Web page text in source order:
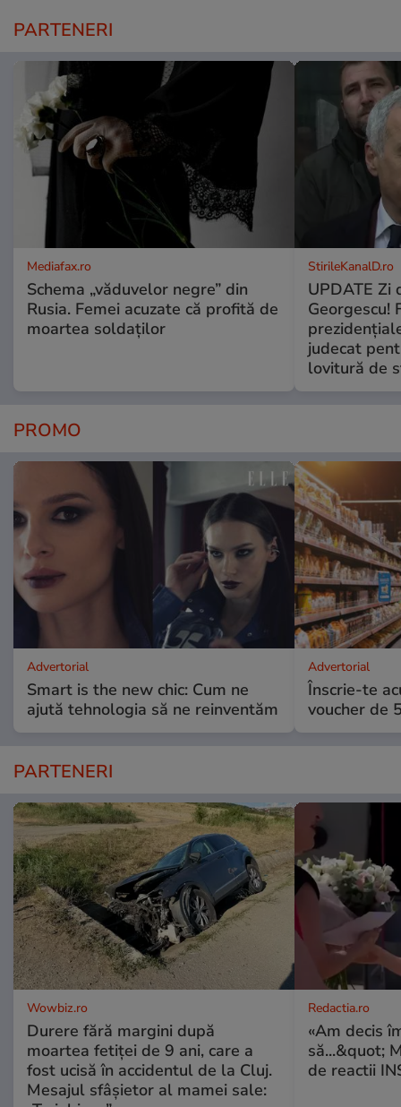
PARTENERI
Mediafax.ro
Schema „văduvelor negre” din
Rusia. Femei acuzate că profită de
moartea soldaților
StirileKanalD.ro
UPDATE Zi
Georgescu!
judecat
lovitură de
PROMO
Advertorial
Smart is the new chic: Cum ne
ajută tehnologia să ne reinventăm
Advertorial
Înscrie-te
voucher de
PARTENERI
Wowbiz.ro
Durere fără margini după
moartea fetiței de 9 ani, care a
fost ucisă în accidentul de la Cluj.
Mesajul sfâșietor al mamei sale:
Redactia.ro
«Am decis
să...&quot;
de reactii